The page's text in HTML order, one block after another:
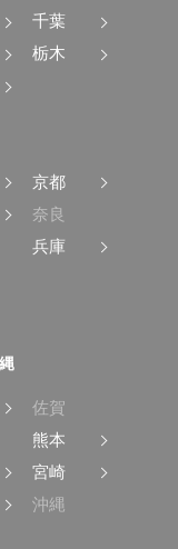
千葉
栃木
京都
奈良
兵庫
佐賀
熊本
宮崎
沖縄